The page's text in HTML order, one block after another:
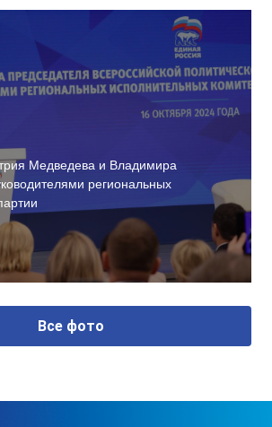
Медведева и Владимира
региональных
Все фото